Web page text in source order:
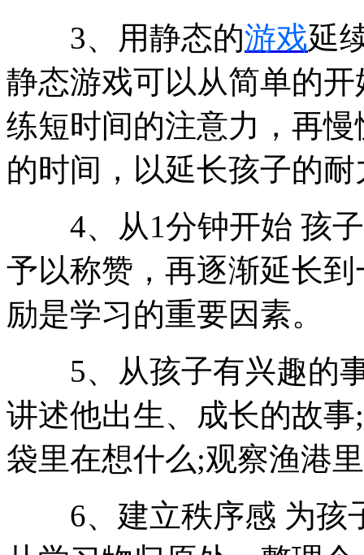
3、用静态的游戏延
静态游戏可以从简单的
练短时间的注意力，再
的时间，以延长孩子的
4、从1分钟开始 孩子
予以称赞，再逐渐延长
励是学习的重要因素。
5、从孩子有兴趣的事
讲述他出生、成长的故
袋里在想什么;观察渔港
6、建立秩序感 为孩